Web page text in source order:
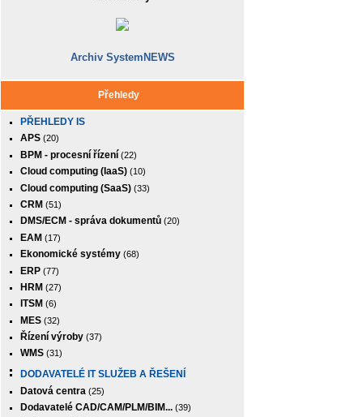
Archiv SystemNEWS
Přehledy
PŘEHLEDY IS
APS (20)
BPM - procesní řízení (22)
Cloud computing (IaaS) (10)
Cloud computing (SaaS) (33)
CRM (51)
DMS/ECM - správa dokumentů (20)
EAM (17)
Ekonomické systémy (68)
ERP (77)
HRM (27)
ITSM (6)
MES (32)
Řízení výroby (37)
WMS (31)
DODAVATELÉ IT SLUŽEB A ŘEŠENÍ
Datová centra (25)
Dodavatelé CAD/CAM/PLM/BIM... (39)